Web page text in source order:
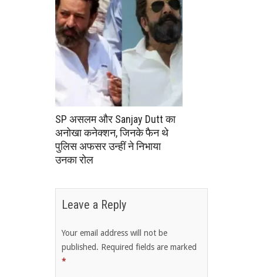
SP असलम और Sanjay Dutt का
अनोखा कनेक्शन, जिनके फैन थे
पुलिस अफसर उन्हीं ने निभाया
उनका रोल
Leave a Reply
Your email address will not be
published. Required fields are marked
*